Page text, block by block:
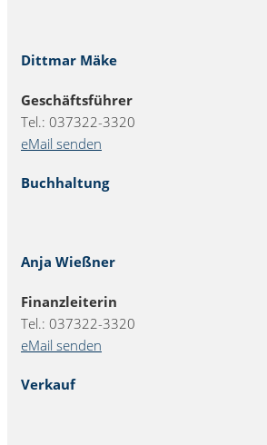
Dittmar Mäke
Geschäftsführer
Tel.: 037322-3320
eMail senden
Buchhaltung
Anja Wießner
Finanzleiterin
Tel.: 037322-3320
eMail senden
Verkauf